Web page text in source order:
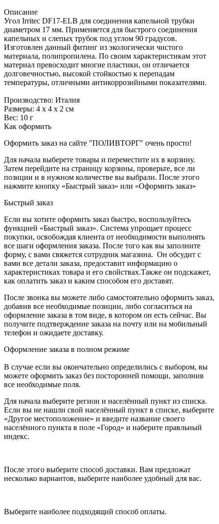
Описание
Угол Irritec DF17-ELB для соединения капельной трубки
диаметром 17 мм. Применяется для быстрого соединения
капельных и слепых трубок под углом 90 градусов.
Изготовлен данный фитинг из экологически чистого
материала, полипропилена. По своим характеристикам этот
материал превосходит многие пластики, он отличается
долговечностью, высокой стойкостью к перепадам
температуры, отличными антикоррозийными показателями.
Производство: Италия
Размеры: 4 х 4 х 2 см
Вес: 10 г
Как оформить
Оформить заказ на сайте "ПОЛИВТОРГ" очень просто!
Для начала выберете товары и переместите их в корзину.
Затем перейдите на страницу корзины, проверьте, все ли
позиции и в нужном количестве вы выбрали. После этого
нажмите кнопку «Быстрый заказ» или «Оформить заказ»
Быстрый заказ
Если вы хотите оформить заказ быстро, воспользуйтесь
функцией «Быстрый заказ». Система упрощает процесс
покупки, освобождая клиента от необходимости выполнять
все шаги оформления заказа. После того как вы заполните
форму, с вами свяжется сотрудник магазина. Он обсудит с
вами все детали заказа, предоставит информацию о
характеристиках товара и его свойствах.Также он подскажет,
как оплатить заказ и каким способом его доставят.
После звонка вы можете либо самостоятельно оформить заказ,
добавив все необходимые позиции, либо согласиться на
оформление заказа в том виде, в котором он есть сейчас. Вы
получите подтверждение заказа на почту или на мобильный
телефон и ожидаете доставку.
Оформление заказа в полном режиме
В случае если вы окончательно определились с выбором, вы
можете оформить заказ без посторонней помощи, заполнив
все необходимые поля.
Для начала выберите регион и населённый пункт из списка.
Если вы не нашли свой населённый пункт в списке, выберите
«Другое местоположение» и введите название своего
населённого пункта в поле «Город» и наберите правльный
индекс.
После этого выберите способ доставки. Вам предложат
несколько вариантов, выберите наиболее удобный для вас.
Выберите наиболее подходящий способ оплаты.